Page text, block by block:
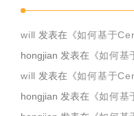
will 发表在《如何基于
hongjian 发表在《如何基
will 发表在《如何基于
hongjian 发表在《如何基